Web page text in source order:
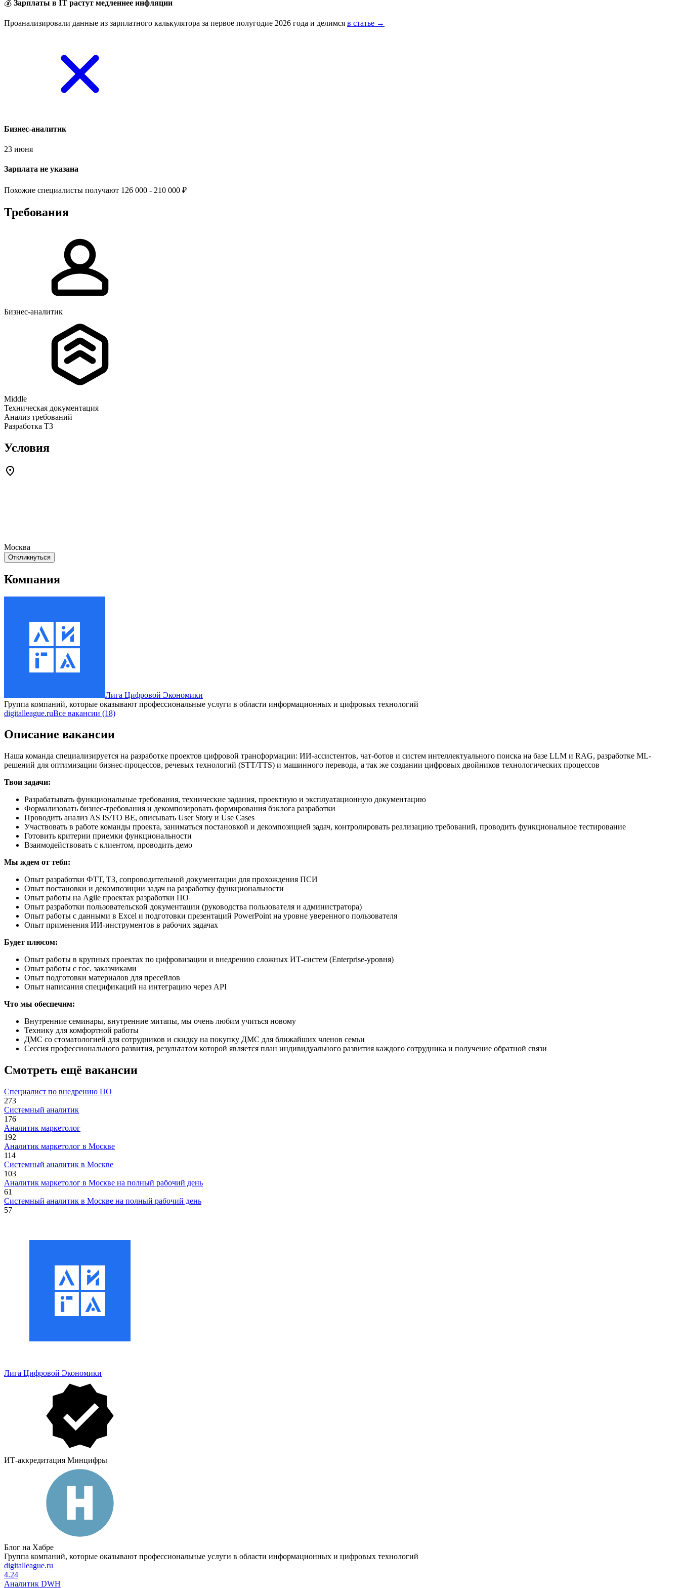
💰 Зарплаты в IT растут медленнее инфляции
Проанализировали данные из зарплатного калькулятора за первое полугодие 2026 года и делимся в статье →
Бизнес-аналитик
23 июня
Зарплата не указана
Похожие специалисты получают 126 000 - 210 000 ₽
Требования
Бизнес-аналитик
Middle
Техническая документация
Анализ требований
Разработка ТЗ
Условия
Москва
Откликнуться
Компания
Лига Цифровой Экономики
Группа компаний, которые оказывают профессиональные услуги в области информационных и цифровых технологий
digitalleague.ruВсе вакансии (18)
Описание вакансии
Наша команда специализируется на разработке проектов цифровой трансформации: ИИ-ассистентов, чат-ботов и систем интеллектуального поиска на базе LLM и RAG, разработке ML-
решений для оптимизации бизнес-процессов, речевых технологий (STT/TTS) и машинного перевода, а так же создании цифровых двойников технологических процессов
Твои задачи:
Разрабатывать функциональные требования, технические задания, проектную и эксплуатационную документацию
Формализовать бизнес-требования и декомпозировать формирования бэклога разработки
Проводить анализ AS IS/TO BE, описывать User Story и Use Саses
Участвовать в работе команды проекта, заниматься постановкой и декомпозицией задач, контролировать реализацию требований, проводить функциональное тестирование
Готовить критерии приемки функциональности
Взаимодействовать с клиентом, проводить демо
Мы ждем от тебя:
Опыт разработки ФТТ, ТЗ, сопроводительной документации для прохождения ПСИ
Опыт постановки и декомпозиции задач на разработку функциональности
Опыт работы на Agile проектах разработки ПО
Опыт разработки пользовательской документации (руководства пользователя и администратора)
Опыт работы с данными в Excel и подготовки презентаций PowerPoint на уровне уверенного пользователя
Опыт применения ИИ-инструментов в рабочих задачах
Будет плюсом:
Опыт работы в крупных проектах по цифровизации и внедрению сложных ИТ-систем (Enterprise-уровня)
Опыт работы с гос. заказчиками
Опыт подготовки материалов для пресейлов
Опыт написания спецификаций на интеграцию через API
Что мы обеспечим:
Внутренние семинары, внутренние митапы, мы очень любим учиться новому
Технику для комфортной работы
ДМС со стоматологией для сотрудников и скидку на покупку ДМС для ближайших членов семьи
Сессия профессионального развития, результатом которой является план индивидуального развития каждого сотрудника и получение обратной связи
Смотреть ещё вакансии
Специалист по внедрению ПО
273
Системный аналитик
176
Аналитик маркетолог
192
Аналитик маркетолог в Москве
114
Системный аналитик в Москве
103
Аналитик маркетолог в Москве на полный рабочий день
61
Системный аналитик в Москве на полный рабочий день
57
Лига Цифровой Экономики
ИТ-аккредитация Минцифры
Блог на Хабре
Группа компаний, которые оказывают профессиональные услуги в области информационных и цифровых технологий
digitalleague.ru
4.24
Аналитик DWH